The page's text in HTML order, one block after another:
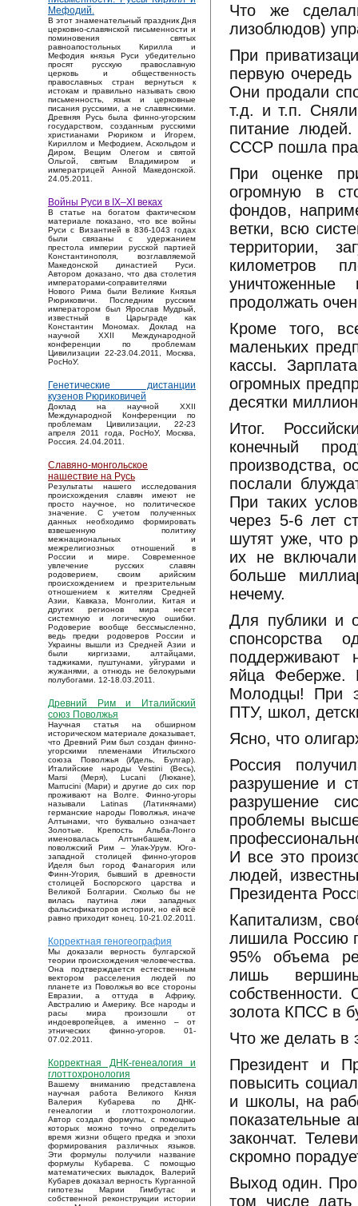
Мефодий.
В этот знаменательный праздник Дня
церковно-славянской письменности и
поминовения святых
равноапостольных Кирилла и
Мефодия князья Руси убедительно
просят русскую православную
церковь и общественность
православных стран вернуться к
истокам и правильно называть свою
письменность, язык и церковные
писания русскими, а не славянскими.
Древняя Русь была финно-угорским
государством, созданным русскими
христианами Рюриком и Игорем,
Кириллом и Мефодием, Аскольдом и
Диром, Вещим Олегом и святой
Ольгой, святым Владимиром и
императрицей Анной Македонской.
24.05.2011.
Войны Руси в IX–XI веках
В статье на богатом фактическом
материале показано, что все войны
Руси с Византией в 836-1043 годах
были связаны с удержанием
престола империи русской партией
Константинополя, возглавляемой
Македонской династией Руси.
Автором доказано, что два столетия
императорами-соправителями
Нового Рима были Великие Князья
Рюриковичи. Последним русским
императором был Ярослав Мудрый,
известный в Царьграде как
Константин Мономах. Доклад на
научной XXII Международной
конференции по проблемам
Цивилизации 22-23.04.2011, Москва,
РосНоУ.
Генетические дистанции
кузенов Рюриковичей
Доклад на научной XXII
Международной Конференции по
проблемам Цивилизации, 22-23
апреля 2011 года, РосНоУ, Москва,
Россия. 24.04.2011.
Славяно-монгольское
нашествие на Русь
Результаты нашего исследования
происхождения славян имеют не
просто научное, но политическое
значение. С учетом полученных
данных необходимо формировать
взвешенную политику
межнациональных и
межрелигиозных отношений в
России и мире. Современное
увлечение русских славян
родоверием, своим арийским
происхождением и презрительным
отношением к жителям Средней
Азии, Кавказа, Монголии, Китая и
других регионов мира несет
системную и логическую ошибки.
Родоверие вообще бессмысленно,
ведь предки родоверов России и
Украины вышли из Средней Азии и
были киргизами, алтайцами,
таджиками, пуштунами, уйгурами и
жужанями, а отнюдь не белокурыми
полубогами. 12-18.03.2011.
Древний Рим и Италийский
союз Поволжья
Научная статья на обширном
историческом материале доказывает,
что Древний Рим был создан финно-
угорскими племенами Итильского
союза Поволжья (Идель, Булгар).
Италийские народы Vestini (Весь),
Marsi (Меря), Lucani (Люкане),
Marrucini (Мари) и другие до сих пор
проживают на Волге. Финно-угоры
называли Latinas (Латинянами)
германские народы Поволжья, иначе
Алтынами, что буквально означает
Золотые. Крепость Альба-Лонго
именовалась Алтынбашем, а
поволжский Рим – Улак-Урум. Юго-
западной столицей финно-угоров
Иделя был город Фанагория или
Финн-Угория, бывший в древности
столицей Боспорского царства и
Великой Болгарии. Сколько бы не
вилась паутина лжи западных
фальсификаторов истории, но ей всё
равно приходит конец. 10-21.02.2011.
Корректная геногеография
Мы доказали верность булгарской
теории происхождения человечества.
Она подтверждается естественным
вектором расселения людей по
планете из Поволжья во все стороны
Евразии, а оттуда в Африку,
Австралию и Америку. Все народы и
расы мира произошли от
индоевропейцев, а именно – от
этнических финно-угоров. 01-
07.02.2011.
Корректная ДНК-генеалогия и
глоттохронология
Вашему вниманию представлена
научная работа Великого Князя
Валерия Кубарева по ДНК-
генеалогии и глоттохронологии.
Автор создал формулы, с помощью
которых можно точно определить
время жизни общего предка и эпохи
формирования различных языков.
Эти формулы получили название
формулы Кубарева. С помощью
математических выкладок, Валерий
Кубарев доказал верность Курганной
гипотезы Марии Гимбутас и
собственной реконструкции истории
Что же
лизоблюдов)
При
первую очередь
Они продали
т.д. и т.п.
питание
СССР пошла
При оценке
огромную в
фондов,
ветки, всю
территории,
километров
продолжать
Кроме того,
маленьких
кассы.
огромных
десятки
Итог.
конечный
производства,
послали
При таких
через 5-6 лет
шутят уже, что
их не
больше
нечему.
Для публики и
спонсорства
поддерживают
яйца Феберже.
Молодцы! При
ПТУ, школ,
Ясно, что
Россия
разрушение и
разрушение
проблемы
И все это
людей,
Президента
Капитализм,
лишила Россию
95% объема
лишь
золота КПСС в
Что же делать в
Президент и
повысить
и школы, на
показательные
закончат.
скромно
Выход один.
том числе